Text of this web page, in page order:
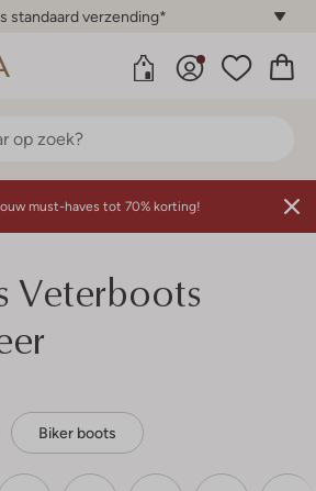
standaard verzending*
must-haves tot 70% korting!
Veterboots
Biker boots